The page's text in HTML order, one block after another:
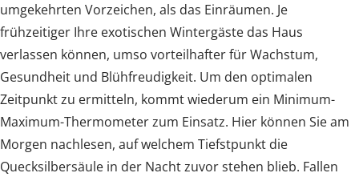
umgekehrten Vorzeichen, als das Einräumen. Je
frühzeitiger Ihre exotischen Wintergäste das Haus
verlassen können, umso vorteilhafter für Wachstum,
Gesundheit und Blühfreudigkeit. Um den optimalen
Zeitpunkt zu ermitteln, kommt wiederum ein Minimum-
Maximum-Thermometer zum Einsatz. Hier können Sie am
Morgen nachlesen, auf welchem Tiefstpunkt die
Quecksilbersäule in der Nacht zuvor stehen blieb. Fallen